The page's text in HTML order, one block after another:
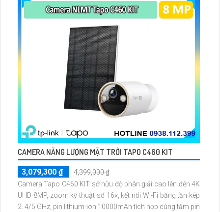
CAMERA NĂNG LƯỢNG MẶT TRỜI TAPO C460 KIT
3,079,300 ₫
4,399,000 ₫
Camera Tapo C460 KIT sở hữu độ phân giải cao lên đến 4K
UHD 8MP, zoom kỹ thuật số 16×, kết nối Wi-Fi băng tần kép
2. 4/5 GHz, pin lithium-ion 10000mAh tích hợp cùng tấm pin